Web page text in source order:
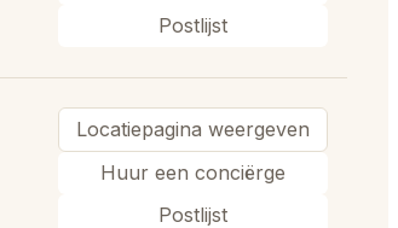
Postlijst
Locatiepagina weergeven
Huur een conciërge
Postlijst